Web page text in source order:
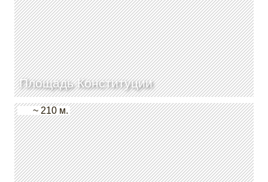
Площадь Конституции
~ 210 м.